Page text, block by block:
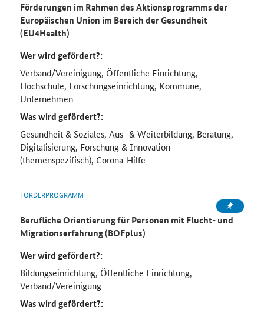
Förderungen im Rahmen des Aktionsprogramms der
Europäischen Union im Bereich der Gesundheit
(EU4Health)
Wer wird gefördert?:
Verband/Vereinigung, Öffentliche Einrichtung,
Hochschule, Forschungseinrichtung, Kommune,
Unternehmen
Was wird gefördert?:
Gesundheit & Soziales, Aus- & Weiterbildung, Beratung,
Digitalisierung, Forschung & Innovation
(themenspezifisch), Corona-Hilfe
FÖRDERPROGRAMM
Berufliche Orientierung für Personen mit Flucht- und
Migrationserfahrung (BOFplus)
Wer wird gefördert?:
Bildungseinrichtung, Öffentliche Einrichtung,
Verband/Vereinigung
Was wird gefördert?: